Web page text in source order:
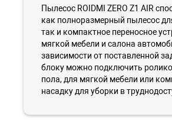
Пылесос ROIDMI ZERO Z1 AIR
как полноразмерный пылесос
так и компактное переносное
мягкой мебели и салона
зависимости от поставленной
блоку можно подключить
пола, для мягкой мебели или
насадку для уборки в